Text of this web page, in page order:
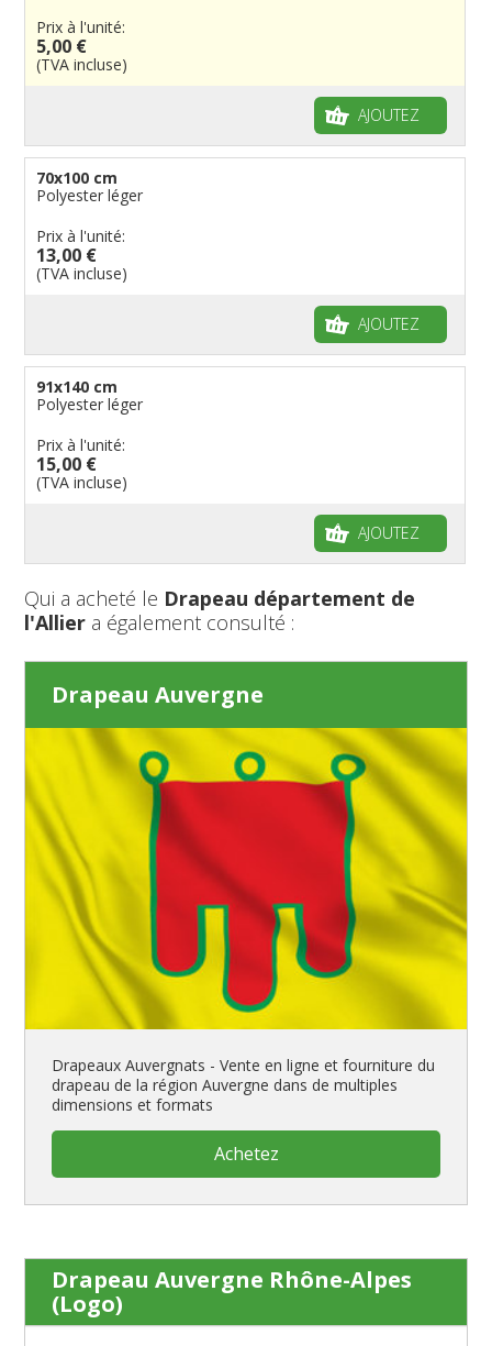
Prix à l'unité:
5,00 €
(TVA incluse)
AJOUTEZ
70x100 cm
Polyester léger
Prix à l'unité:
13,00 €
(TVA incluse)
AJOUTEZ
91x140 cm
Polyester léger
Prix à l'unité:
15,00 €
(TVA incluse)
AJOUTEZ
Qui a acheté le Drapeau département de
l'Allier a également consulté :
Drapeau Auvergne
Drapeaux Auvergnats - Vente en ligne et fourniture du
drapeau de la région Auvergne dans de multiples
dimensions et formats
Achetez
Drapeau Auvergne Rhône-Alpes
(Logo)